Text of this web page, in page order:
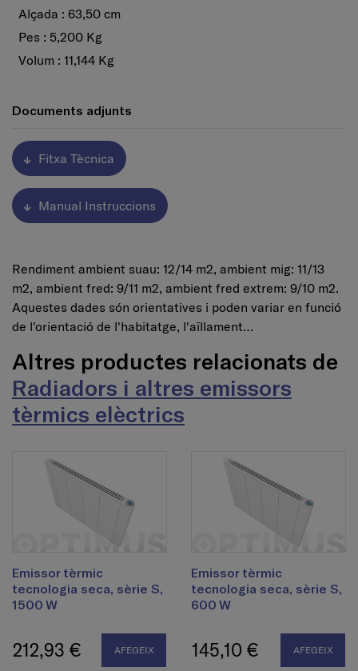
Alçada : 63,50 cm
Pes : 5,200 Kg
Volum : 11,144 Kg
Rendiment ambient suau: 12/14 m2, ambient mig: 11/13
m2, ambient fred: 9/11 m2, ambient fred extrem: 9/10 m2.
Aquestes dades són orientatives i poden variar en funció
de l'orientació de l'habitatge, l'aïllament…
Documents adjunts
Fitxa Tècnica
Manual Instruccions
Altres productes relacionats de
Radiadors i altres emissors
tèrmics elèctrics
Emissor tèrmic
tecnologia seca, sèrie S,
1500 W
212,93 € AFEGEIX
Emissor tèrmic
tecnologia seca, sèrie S,
600 W
145,10 € AFEGEIX